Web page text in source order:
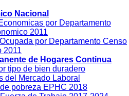
Nacional
por Departamento
2011
por Departamento Censo
2011
de Hogares Continua
tipo de bien duradero
del Mercado Laboral
pobreza EPHC 2018